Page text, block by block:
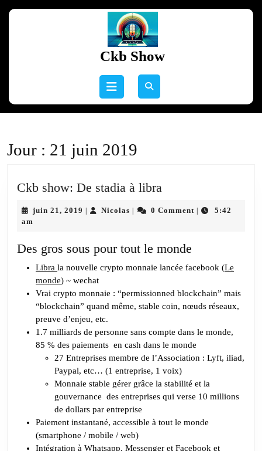
Ckb Show
Open
Jour : 21 juin 2019
Ckb show: De stadia à libra
De
à
libra
juin 21, 2019 juin
Nicolas Nicolas0 Comment
5:42
am
Des gros sous pour tout le monde
Libra la nouvelle crypto monnaie lancée facebook (Le
monde) ~ wechat
Vrai crypto monnaie : “permissionned blockchain” mais
“blockchain” quand même, stable coin, nœuds réseaux,
preuve d’enjeu, etc.
1.7 milliards de personne sans compte dans le monde,
85 % des paiements en cash dans le monde
27 Entreprises membre de l’Association : Lyft, iliad,
Paypal, etc… (1 entreprise, 1 voix)
Monnaie stable gérer grâce la stabilité et la
gouvernance des entreprises qui verse 10 millions
de dollars par entreprise
Paiement instantané, accessible à tout le monde
(smartphone / mobile / web)
Intégration à Whatsapp, Messenger et Facebook et